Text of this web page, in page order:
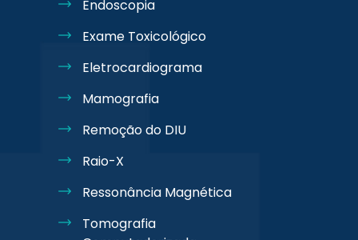
Endoscopia
Exame Toxicológico
Eletrocardiograma
Mamografia
Remoção do DIU
Raio-X
Ressonância Magnética
Tomografia